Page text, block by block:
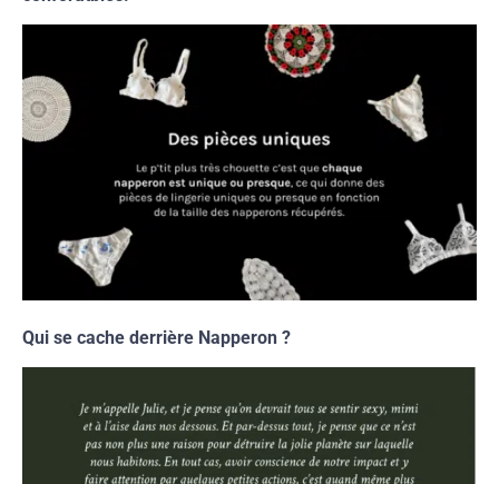
Qui se cache derrière Napperon ?